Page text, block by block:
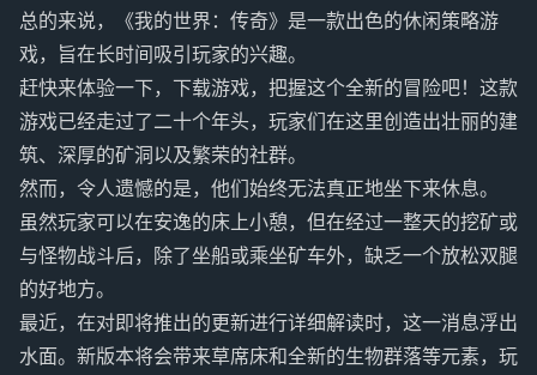
总的来说，《我的世界：传奇》是一款出色的休闲策略游
戏，旨在长时间吸引玩家的兴趣。
赶快来体验一下，下载游戏，把握这个全新的冒险吧！这款
游戏已经走过了二十个年头，玩家们在这里创造出壮丽的建
筑、深厚的矿洞以及繁荣的社群。
然而，令人遗憾的是，他们始终无法真正地坐下来休息。
虽然玩家可以在安逸的床上小憩，但在经过一整天的挖矿或
与怪物战斗后，除了坐船或乘坐矿车外，缺乏一个放松双腿
的好地方。
最近，在对即将推出的更新进行详细解读时，这一消息浮出
水面。新版本将会带来草席床和全新的生物群落等元素，玩